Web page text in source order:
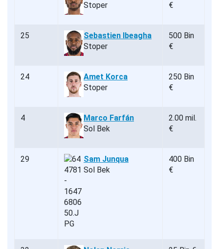
Stoper
€
25
Sebastien Ibeagha
Stoper
500 Bin
€
24
Amet Korca
Stoper
250 Bin
€
4
Marco Farfán
Sol Bek
2.00 mil.
€
29
Sam Junqua
Sol Bek
400 Bin
€